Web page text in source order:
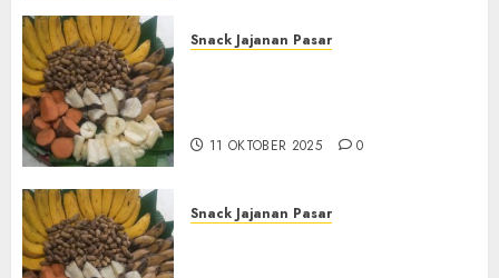
Snack Jajanan Pasar
11 OKTOBER 2025 0
Snack Jajanan Pasar